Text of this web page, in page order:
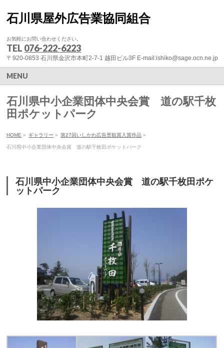
石川県屋外広告業協同組合
お気軽にお問い合わせください。
TEL 076-222-6223
〒920-0853 石川県金沢市本町2-7-1 越田ビル3F E-mail:ishiko@sage.ocn.ne.jp
MENU
石川県中小企業団体中央会賞 道の駅千枚
田ポケットパーク
HOME » ギャラリー » 第27回いしかわ広告景観賞入賞作品 »
石川県中小企業団体中央会賞 道の駅千枚田ポケットパーク
石川県中小企業団体中央会賞 道の駅千枚田ポケ
ットパーク